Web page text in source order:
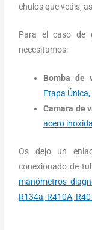
chulos que veáis,
Para el caso de
necesitamos:
Bomba de
Etapa
Camara de
acero
Os dejo un
conexionado de
manómetros
R134a, R410A,